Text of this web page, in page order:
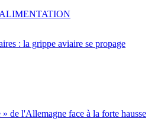
: la grippe aviaire se propage
de l'Allemagne face à la forte hausse